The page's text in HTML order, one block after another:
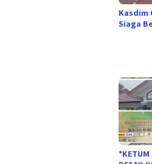
Kasdim
Siaga
*KETUM